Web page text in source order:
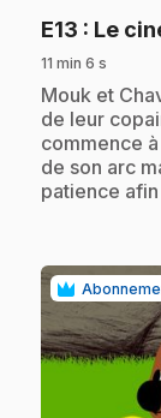
E13 : Le
11 min 6 s
.Mouk et
de leur
commence
de son arc
patience